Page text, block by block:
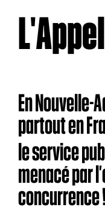
En Nouvelle-
partout en
le service
menacé par
concurrence